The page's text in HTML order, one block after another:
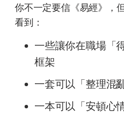
你不一定要信《易經》，
看到：
一些讓你在職場「
框架
一套可以「整理混
一本可以「安頓心